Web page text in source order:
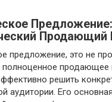
Предложение:
Продающий
предложение, это не
полноценное
решить
аудитории. Его